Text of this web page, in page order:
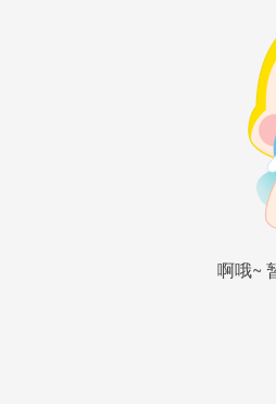
啊哦~